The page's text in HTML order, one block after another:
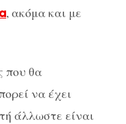
, ακόμα και με
που θα
να έχει
άλλωστε είναι